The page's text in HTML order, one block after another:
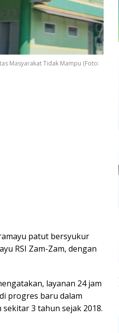
Masyarakat Tidak Mampu (Foto:
patut bersyukur
RSI Zam-Zam, dengan
layanan 24 jam
progres baru dalam
3 tahun sejak 2018.